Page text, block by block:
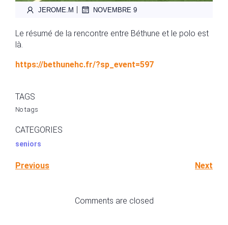
JEROME.M | NOVEMBRE 9
Le résumé de la rencontre entre Béthune et le polo est
là.
https://bethunehc.fr/?sp_event=597
TAGS
No tags
CATEGORIES
seniors
Previous Next
Comments are closed